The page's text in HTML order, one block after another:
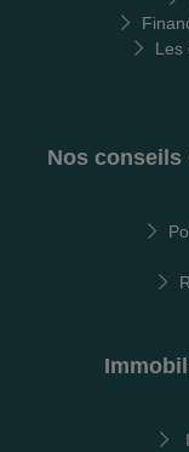
Les
Nos conseils